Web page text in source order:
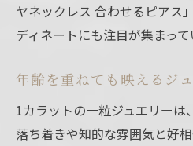
ヤネックレス 合わせるピアス
ディネートにも注目が集まって
年齢を重ねても映えるジ
1カラットの一粒ジュエリーは
落ち着きや知的な雰囲気と好